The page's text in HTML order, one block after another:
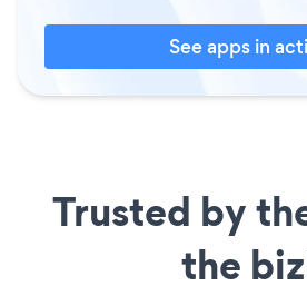
See apps in
Trusted by
the